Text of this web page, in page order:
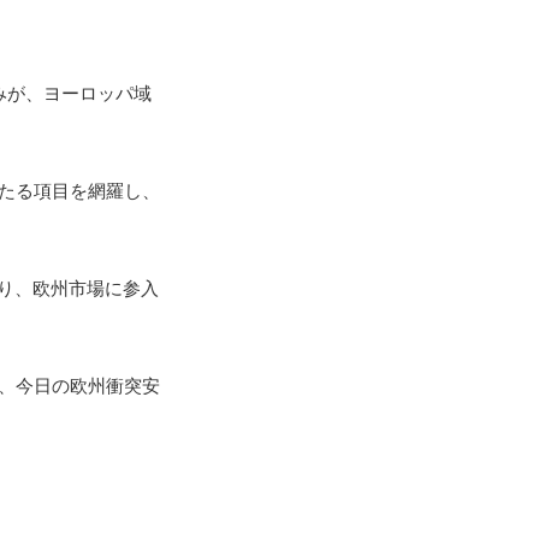
が、ヨーロッパ域
る項目を網羅し、
、欧州市場に参入
今日の欧州衝突安